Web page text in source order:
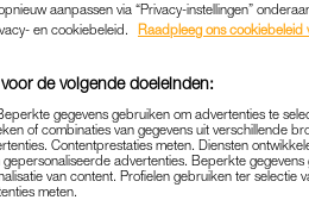
LIEDJE
DE
VOOR JOU'
| LEKKER LOEREN
| EMMA BREED
aanpassen via “Privacy-instellingen”
en cookiebeleid.
Raadpleeg ons cookiebeleid
de volgende doeleinden:
gegevens gebruiken om advertenties te
of combinaties van gegevens uit verschillende
Contentprestaties meten. Diensten
advertenties. Beperkte
van content. Profielen gebruiken ter selectie
meten.